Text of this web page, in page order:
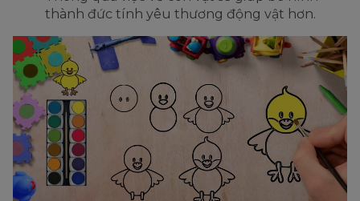
thành đức tính yêu thương động vật hơn.